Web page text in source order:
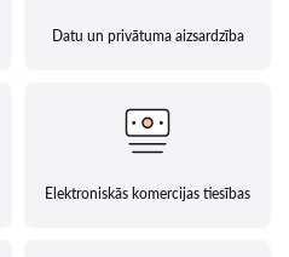
Datu un privātuma aizsardzība
Elektroniskās komercijas tiesības